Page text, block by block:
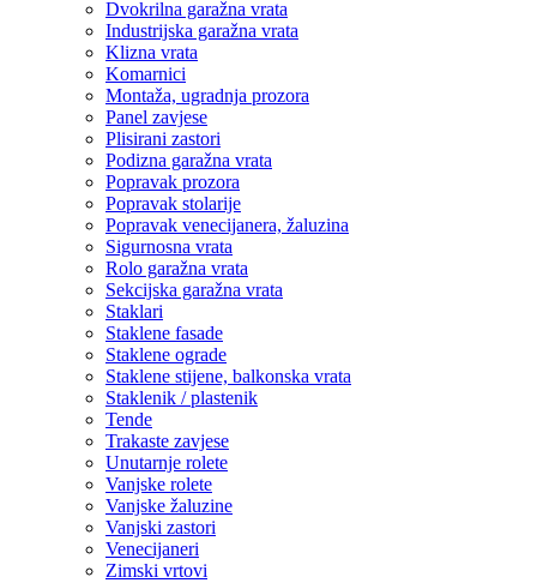
Dvokrilna garažna vrata
Industrijska garažna vrata
Klizna vrata
Komarnici
Montaža, ugradnja prozora
Panel zavjese
Plisirani zastori
Podizna garažna vrata
Popravak prozora
Popravak stolarije
Popravak venecijanera, žaluzina
Sigurnosna vrata
Rolo garažna vrata
Sekcijska garažna vrata
Staklari
Staklene fasade
Staklene ograde
Staklene stijene, balkonska vrata
Staklenik / plastenik
Tende
Trakaste zavjese
Unutarnje rolete
Vanjske rolete
Vanjske žaluzine
Vanjski zastori
Venecijaneri
Zimski vrtovi